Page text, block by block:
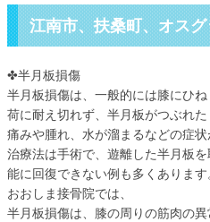
江南市、扶桑町、オス
✤半月板損傷
半月板損傷は、一般的には膝にひ
荷に耐え切れず、半月板がつぶれ
痛みや腫れ、水が溜まるなどの症状
治療法は手術で、遊離した半月板
能に回復できない例も多くあります
おおしま接骨院では、
半月板損傷は、膝の周りの筋肉の